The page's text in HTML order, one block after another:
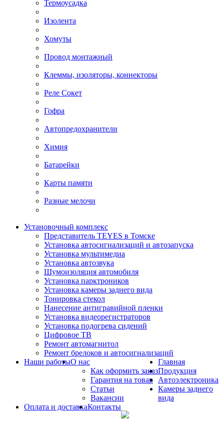
Термоусадка
Изолента
Хомуты
Провод монтажный
Клеммы, изоляторы, коннекторы
Реле Сокет
Гофра
Автопредохранители
Химия
Батарейки
Карты памяти
Разные мелочи
Установочный комплекс
Представитель TEYES в Томске
Установка автосигнализаций и автозапуска
Установка мультимедиа
Установка автозвука
Шумоизоляция автомобиля
Установка парктроников
Установка камеры заднего вида
Тонировка стекол
Нанесение антигравийной пленки
Установка видеорегистраторов
Установка подогрева сидений
Цифровое ТВ
Ремонт автомагнитол
Ремонт брелоков и автосигнализаций
Наши работыО нас
Как оформить заказ
Гарантия на товар
Статьи
Вакансии
Оплата и доставкаКонтакты
Главная
Продукция
Автоэлектроника
Камеры заднего
вида